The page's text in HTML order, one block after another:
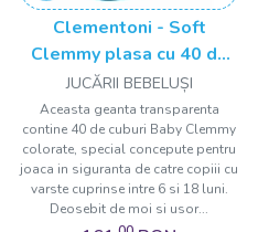
Clementoni - Soft
Clemmy plasa cu 40 de
cuburi
JUCĂRII BEBELUȘI
Aceasta geanta transparenta
contine 40 de cuburi Baby Clemmy
colorate, special concepute pentru
joaca in siguranta de catre copiii cu
varste cuprinse intre 6 si 18 luni.
Deosebit de moi si usor...